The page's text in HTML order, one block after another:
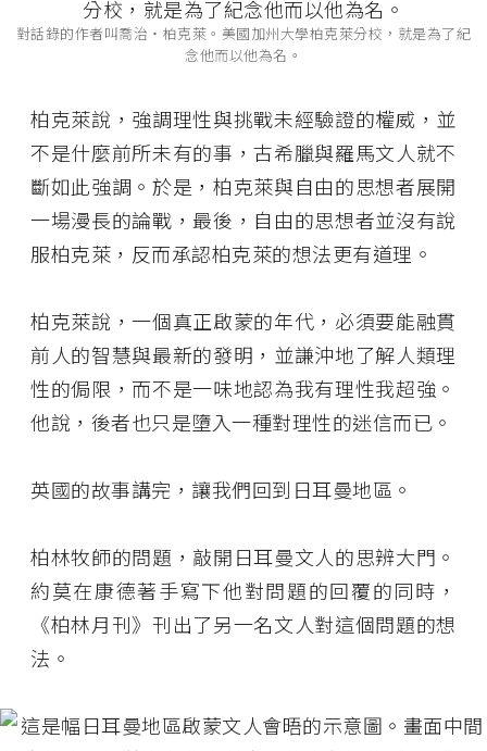
對話錄的作者叫喬治‧柏克萊。美國加州大學柏克萊分校，就是為了紀
念他而以他為名。
柏克萊說，強調理性與挑戰未經驗證的權威，並
不是什麼前所未有的事，古希臘與羅馬文人就不
斷如此強調。於是，柏克萊與自由的思想者展開
一場漫長的論戰，最後，自由的思想者並沒有說
服柏克萊，反而承認柏克萊的想法更有道理。
柏克萊說，一個真正啟蒙的年代，必須要能融貫
前人的智慧與最新的發明，並謙沖地了解人類理
性的侷限，而不是一味地認為我有理性我超強。
他說，後者也只是墮入一種對理性的迷信而已。
英國的故事講完，讓我們回到日耳曼地區。
柏林牧師的問題，敲開日耳曼文人的思辨大門。
約莫在康德著手寫下他對問題的回覆的同時，
《柏林月刊》刊出了另一名文人對這個問題的想
法。